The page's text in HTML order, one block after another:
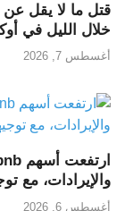
خلال الليل في
أغسطس 7, 2026
والإيرادات، مع
أغسطس 6, 2026